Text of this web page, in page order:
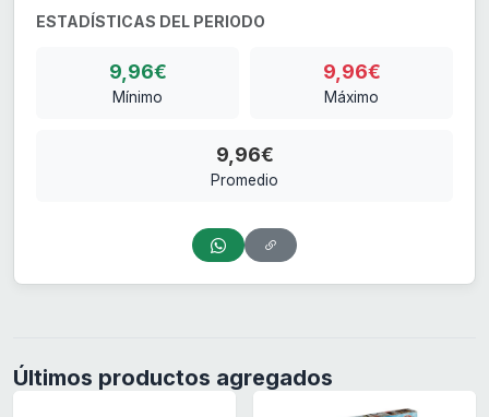
ESTADÍSTICAS DEL PERIODO
9,96€
Mínimo
9,96€
Máximo
9,96€
Promedio
Últimos productos agregados